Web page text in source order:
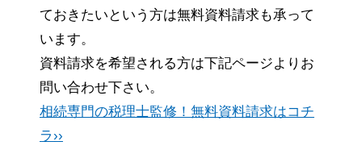
ておきたいという方は無料資料請求も承って
います。
資料請求を希望される方は下記ページよりお
問い合わせ下さい。
相続専門の税理士監修！無料資料請求はコチ
ラ››